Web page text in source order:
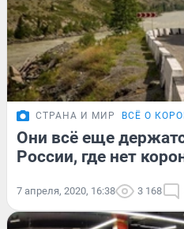
СТРАНА И МИР ВСЁ О
Они всё еще
России, где нет
7 апреля, 2020, 16:38 3 168